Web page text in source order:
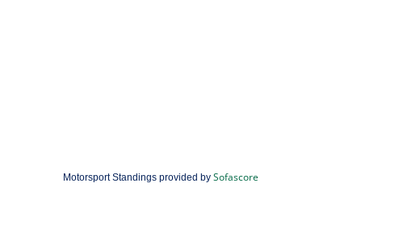
Motorsport Standings provided by Sofascore